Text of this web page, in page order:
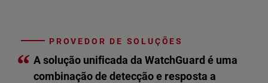
PROVEDOR DE SOLUÇÕES
“ A solução unificada da WatchGuard é uma
combinação de detecção e resposta a